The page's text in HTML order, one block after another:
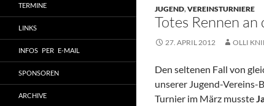
JUGEND,VEREINSTURNIERE
Totes Rennen an
27. APRIL 2012 OLLI
Den seltenen Fall von
unserer Jugend-
Turnier im März musste
TERMINE
LINKS
INFOS PER E-MAIL
SPONSOREN
ARCHIVE